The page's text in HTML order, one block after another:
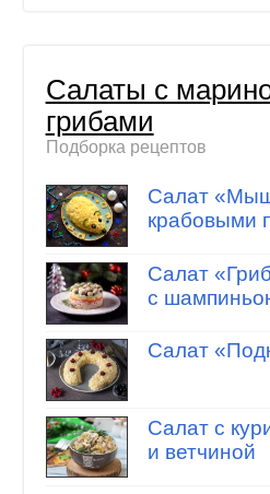
Салаты с
грибами
Подборка рецептов
Салат
крабовыми
Салат
с
Салат
Салат с
и ветчиной